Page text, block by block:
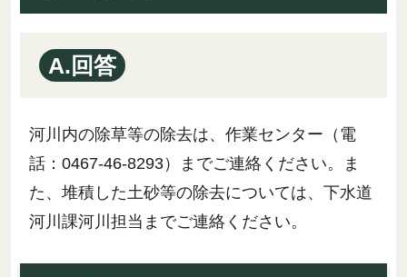
A.回答
河川内の除草等の除去は、作業センター（電
話：0467-46-8293）までご連絡ください。ま
た、堆積した土砂等の除去については、下水道
河川課河川担当までご連絡ください。